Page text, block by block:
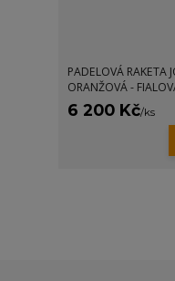
PADELOVÁ
ORANŽOVÁ -
6 200 Kč/ks